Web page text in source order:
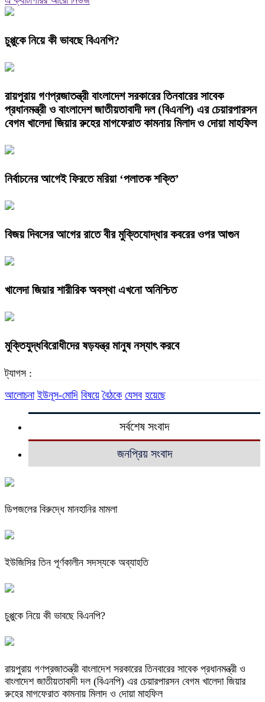
চুপ্পুকে নিয়ে কী ভাবছে বিএনপি?
রায়পুরায় গণপ্রজাতন্ত্রী বাংলাদেশ সরকারের তিনবারের সাবেক
প্রধানমন্ত্রী ও বাংলাদেশ জাতীয়তাবাদী দল (বিএনপি) এর চেয়ারপারসন
বেগম খালেদা জিয়ার রুহের মাগফেরাত কামনায় মিলাদ ও দোয়া মাহফিল
নির্বাচনের আগেই ফিরতে মরিয়া ‘পলাতক শক্তি’
বিজয় দিবসের আগের রাতে বীর মুক্তিযোদ্ধার কবরের ওপর আগুন
খালেদা জিয়ার শারীরিক অবস্থা এখনো অনিশ্চিত
মুক্তিযুদ্ধবিরোধীদের ষড়যন্ত্র মানুষ নস্যাৎ করবে
ট্যাগস :
আলোচনা ইউনূস-মোদি বিষয়ে বৈঠকে যেসব হয়েছে
সর্বশেষ সংবাদ
জনপ্রিয় সংবাদ
ডিপজলের বিরুদ্ধে মানহানির মামলা
ইউজিসির তিন পূর্ণকালীন সদস্যকে অব্যাহতি
চুপ্পুকে নিয়ে কী ভাবছে বিএনপি?
রায়পুরায় গণপ্রজাতন্ত্রী বাংলাদেশ সরকারের তিনবারের সাবেক প্রধানমন্ত্রী ও
বাংলাদেশ জাতীয়তাবাদী দল (বিএনপি) এর চেয়ারপারসন বেগম খালেদা জিয়ার
রুহের মাগফেরাত কামনায় মিলাদ ও দোয়া মাহফিল